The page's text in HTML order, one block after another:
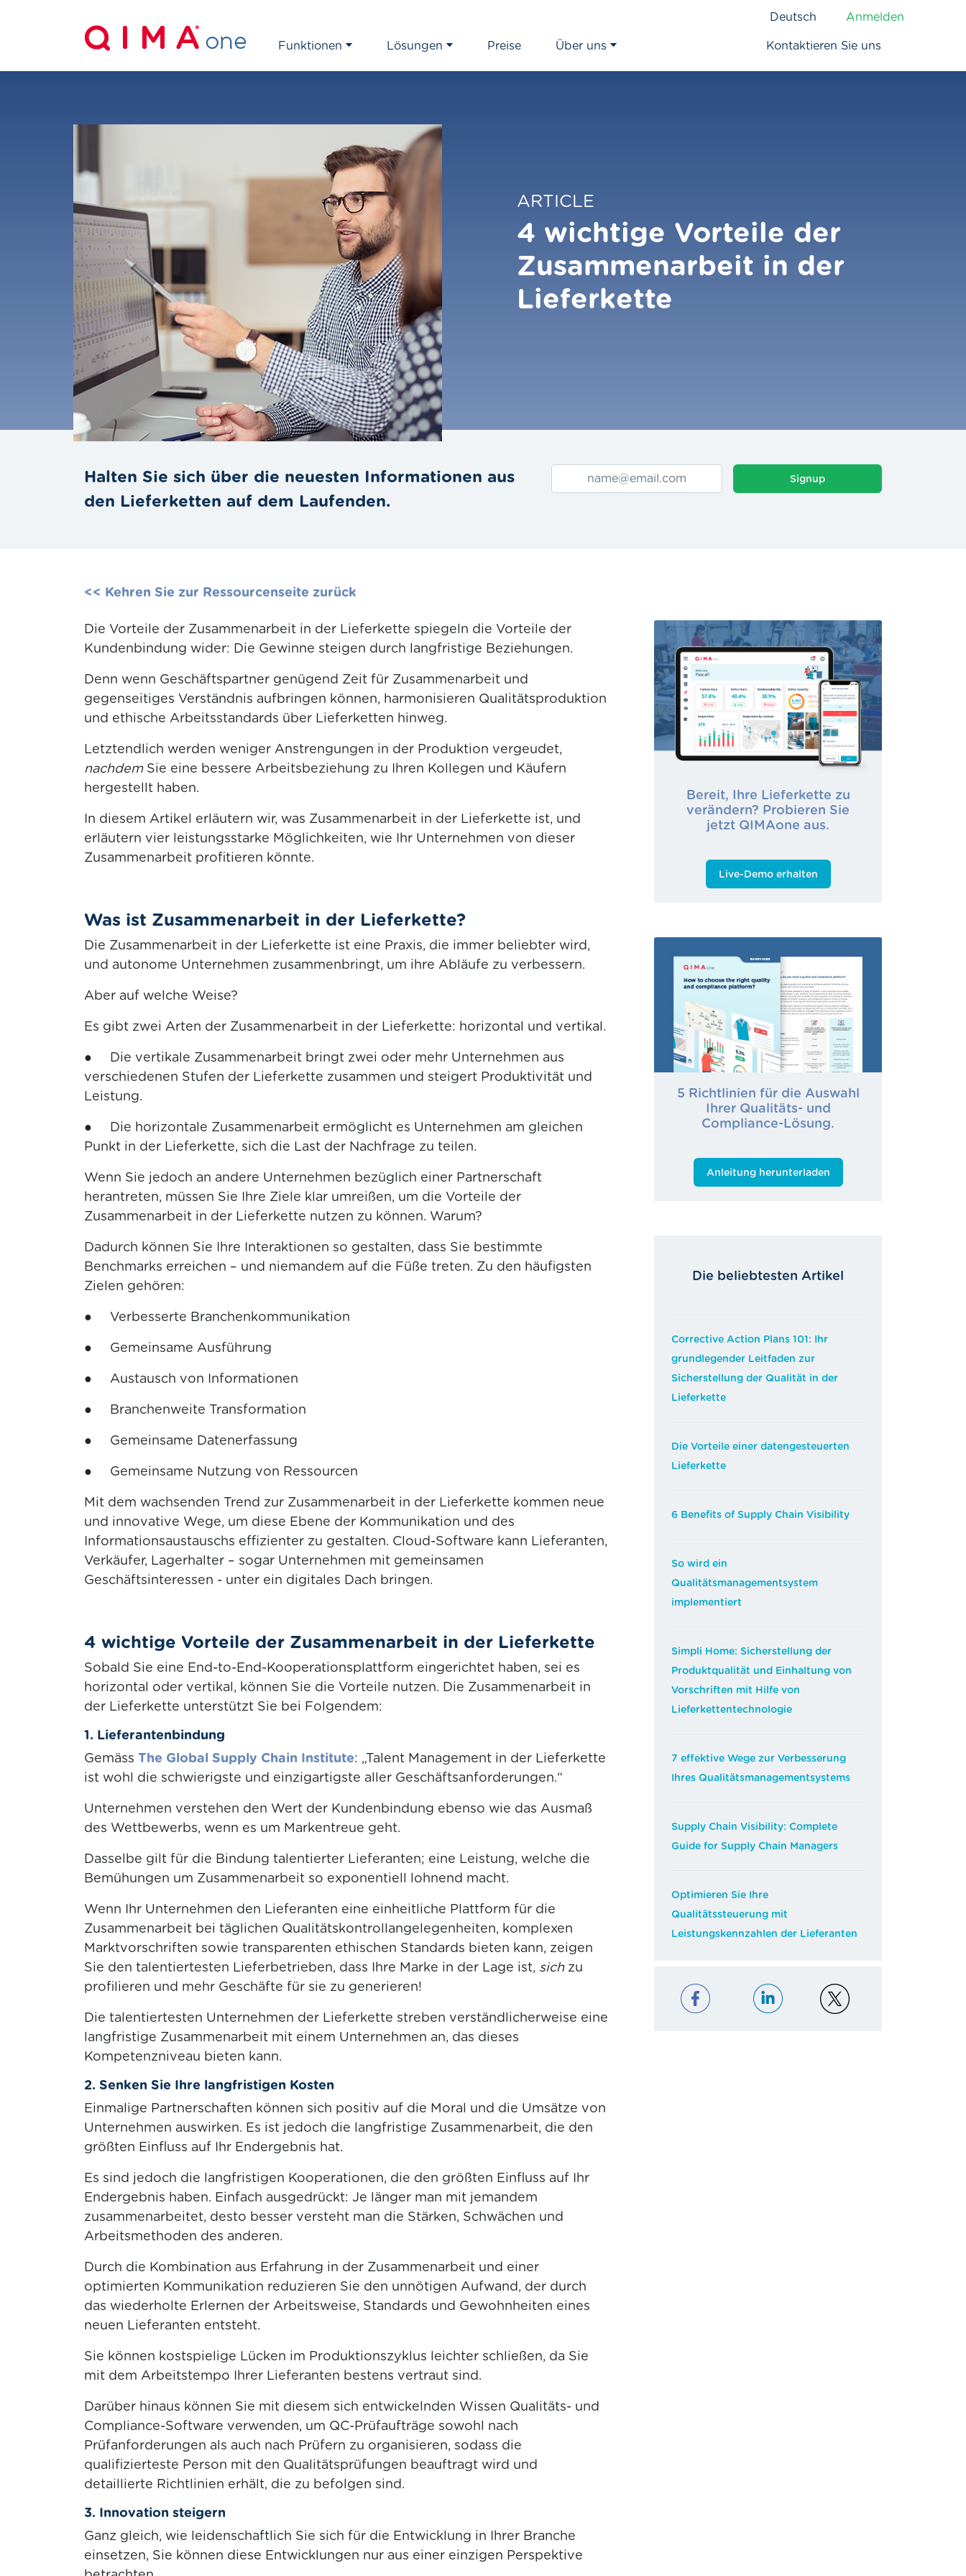
Funktionen Lösungen Preise Über uns Kontaktieren Sie uns
Anmelden
Deutsch
ARTICLE
4 wichtige Vorteile der
Zusammenarbeit in der
Lieferkette
Halten Sie sich über die neuesten Informationen aus
den Lieferketten auf dem Laufenden.
Signup
<< Kehren Sie zur Ressourcenseite zurück
Die Vorteile der Zusammenarbeit in der Lieferkette spiegeln die Vorteile der
Kundenbindung wider: Die Gewinne steigen durch langfristige Beziehungen.
Denn wenn Geschäftspartner genügend Zeit für Zusammenarbeit und
gegenseitiges Verständnis aufbringen können, harmonisieren Qualitätsproduktion
und ethische Arbeitsstandards über Lieferketten hinweg.
Letztendlich werden weniger Anstrengungen in der Produktion vergeudet,
nachdemSie eine bessere Arbeitsbeziehung zu Ihren Kollegen und Käufern
hergestellt haben.
In diesem Artikel erläutern wir, was Zusammenarbeit in der Lieferkette ist, und
erläutern vier leistungsstarke Möglichkeiten, wie Ihr Unternehmen von dieser
Zusammenarbeit profitieren könnte.
Was ist Zusammenarbeit in der Lieferkette?
Die Zusammenarbeit in der Lieferkette ist eine Praxis, die immer beliebter wird,
und autonome Unternehmen zusammenbringt, um ihre Abläufe zu verbessern.
Aber auf welche Weise?
Es gibt zwei Arten der Zusammenarbeit in der Lieferkette: horizontal und vertikal.
● Die vertikale Zusammenarbeit bringt zwei oder mehr Unternehmen aus
verschiedenen Stufen der Lieferkette zusammen und steigert Produktivität und
Leistung.
● Die horizontale Zusammenarbeit ermöglicht es Unternehmen am gleichen
Punkt in der Lieferkette, sich die Last der Nachfrage zu teilen.
Wenn Sie jedoch an andere Unternehmen bezüglich einer Partnerschaft
herantreten, müssen Sie Ihre Ziele klar umreißen, um die Vorteile der
Zusammenarbeit in der Lieferkette nutzen zu können. Warum?
Dadurch können Sie Ihre Interaktionen so gestalten, dass Sie bestimmte
Benchmarks erreichen – und niemandem auf die Füße treten. Zu den häufigsten
Zielen gehören:
● Verbesserte Branchenkommunikation
● Gemeinsame Ausführung
● Austausch von Informationen
● Branchenweite Transformation
● Gemeinsame Datenerfassung
● Gemeinsame Nutzung von Ressourcen
Mit dem wachsenden Trend zur Zusammenarbeit in der Lieferkette kommen neue
und innovative Wege, um diese Ebene der Kommunikation und des
Informationsaustauschs effizienter zu gestalten. Cloud-Software kann Lieferanten,
Verkäufer, Lagerhalter – sogar Unternehmen mit gemeinsamen
Geschäftsinteressen - unter ein digitales Dach bringen.
4 wichtige Vorteile der Zusammenarbeit in der Lieferkette
Sobald Sie eine End-to-End-Kooperationsplattform eingerichtet haben, sei es
horizontal oder vertikal, können Sie die Vorteile nutzen. Die Zusammenarbeit in
der Lieferkette unterstützt Sie bei Folgendem:
1. Lieferantenbindung
Gemäss The Global Supply Chain Institute: „Talent Management in der Lieferkette
ist wohl die schwierigste und einzigartigste aller Geschäftsanforderungen.“
Unternehmen verstehen den Wert der Kundenbindung ebenso wie das Ausmaß
des Wettbewerbs, wenn es um Markentreue geht.
Dasselbe gilt für die Bindung talentierter Lieferanten; eine Leistung, welche die
Bemühungen um Zusammenarbeit so exponentiell lohnend macht.
Wenn Ihr Unternehmen den Lieferanten eine einheitliche Plattform für die
Zusammenarbeit bei täglichen Qualitätskontrollangelegenheiten, komplexen
Marktvorschriften sowie transparenten ethischen Standards bieten kann, zeigen
Sie den talentiertesten Lieferbetrieben, dass Ihre Marke in der Lage ist, sichzu
profilieren und mehr Geschäfte für sie zu generieren!
Die talentiertesten Unternehmen der Lieferkette streben verständlicherweise eine
langfristige Zusammenarbeit mit einem Unternehmen an, das dieses
Kompetenzniveau bieten kann.
2. Senken Sie Ihre langfristigen Kosten
Einmalige Partnerschaften können sich positiv auf die Moral und die Umsätze von
Unternehmen auswirken. Es ist jedoch die langfristige Zusammenarbeit, die den
größten Einfluss auf Ihr Endergebnis hat.
Es sind jedoch die langfristigen Kooperationen, die den größten Einfluss auf Ihr
Endergebnis haben. Einfach ausgedrückt: Je länger man mit jemandem
zusammenarbeitet, desto besser versteht man die Stärken, Schwächen und
Arbeitsmethoden des anderen.
Durch die Kombination aus Erfahrung in der Zusammenarbeit und einer
optimierten Kommunikation reduzieren Sie den unnötigen Aufwand, der durch
das wiederholte Erlernen der Arbeitsweise, Standards und Gewohnheiten eines
neuen Lieferanten entsteht.
Sie können kostspielige Lücken im Produktionszyklus leichter schließen, da Sie
mit dem Arbeitstempo Ihrer Lieferanten bestens vertraut sind.
Darüber hinaus können Sie mit diesem sich entwickelnden Wissen Qualitäts- und
Compliance-Software verwenden, um QC-Prüfaufträge sowohl nach
Prüfanforderungen als auch nach Prüfern zu organisieren, sodass die
qualifizierteste Person mit den Qualitätsprüfungen beauftragt wird und
detaillierte Richtlinien erhält, die zu befolgen sind.
3. Innovation steigern
Ganz gleich, wie leidenschaftlich Sie sich für die Entwicklung in Ihrer Branche
einsetzen, Sie können diese Entwicklungen nur aus einer einzigen Perspektive
Bereit, Ihre Lieferkette zu
verändern? Probieren Sie
jetzt QIMAone aus.
Live-Demo erhalten
5 Richtlinien für die Auswahl
Ihrer Qualitäts- und
Compliance-Lösung.
Anleitung herunterladen
Die beliebtesten Artikel
Corrective Action Plans 101: Ihr
grundlegender Leitfaden zur
Sicherstellung der Qualität in der
Lieferkette
Die Vorteile einer datengesteuerten
Lieferkette
6 Benefits of Supply Chain Visibility
So wird ein
Qualitätsmanagementsystem
implementiert
Simpli Home: Sicherstellung der
Produktqualität und Einhaltung von
Vorschriften mit Hilfe von
Lieferkettentechnologie
7 effektive Wege zur Verbesserung
Ihres Qualitätsmanagementsystems
Supply Chain Visibility: Complete
Guide for Supply Chain Managers
Optimieren Sie Ihre
Qualitätssteuerung mit
Leistungskennzahlen der Lieferanten